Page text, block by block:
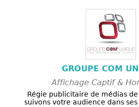
GROUPE COM
Affichage Captif &
Régie publicitaire de médias
suivons votre audience dans